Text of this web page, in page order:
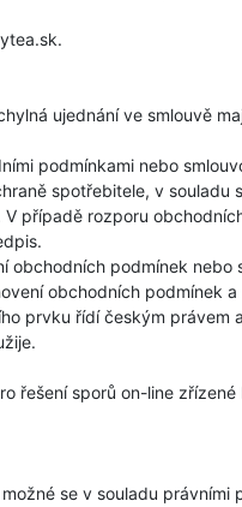
ujednání ve smlouvě
podmínkami nebo
spotřebitele, v souladu
případě rozporu
obchodních podmínek nebo
obchodních podmínek a
prvku řídí českým právem
řešení sporů on-line zřízené
se v souladu právními